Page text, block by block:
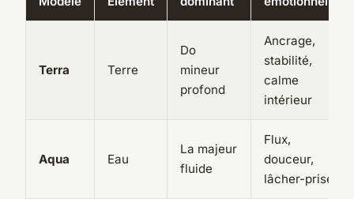
Terra Terre
Do
mineur
profond
Ancrage,
stabilité,
calme
intérieur
Aqua Eau
La majeur
fluide
Flux,
douceur,
lâcher-prise